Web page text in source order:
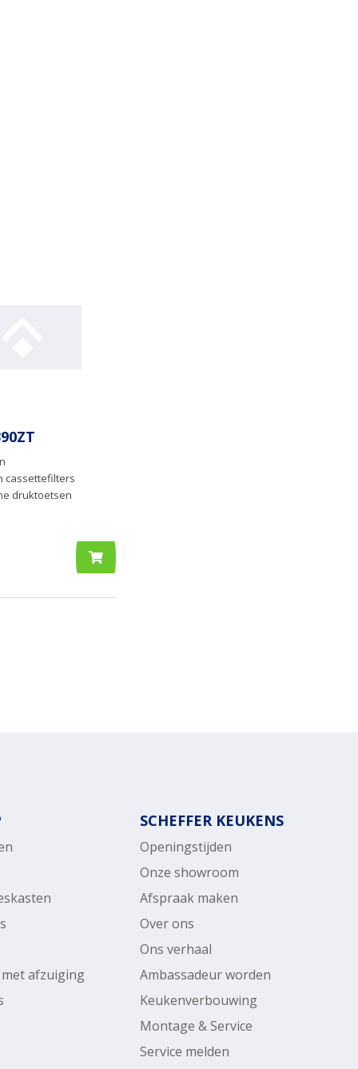
cassettefilters
druktoetsen
afzuiging
SCHEFFER KEUKENS
Openingstijden
Onze showroom
Afspraak maken
Over ons
Ons verhaal
Ambassadeur worden
Keukenverbouwing
Montage & Service
Service melden